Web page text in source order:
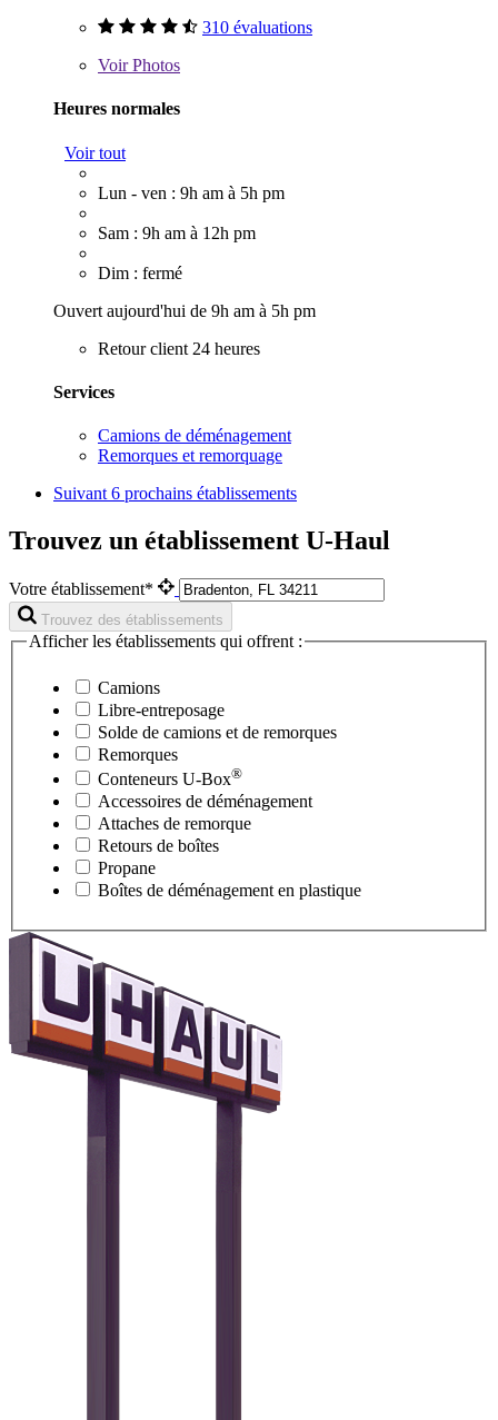
310 évaluations
VoirPhotos
Heures normales
Voir tout
Lun - ven : 9h am à 5h pm
Sam : 9h am à 12h pm
Dim : fermé
Ouvert aujourd'hui de 9h am à 5h pm
Retour client 24 heures
Services
Camions de déménagement
Remorques et remorquage
Suivant 6 prochains établissements
Trouvez un établissement U-Haul
Votre établissement*
Trouvez des établissements
Afficher les établissements qui offrent :
Camions
Libre-entreposage
Solde de camions et de remorques
Remorques
Conteneurs U-Box®
Accessoires de déménagement
Attaches de remorque
Retours de boîtes
Propane
Boîtes de déménagement en plastique